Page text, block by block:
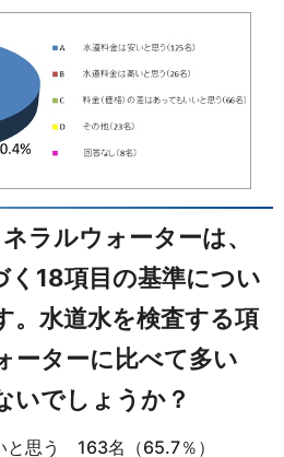
ラルウォーターは、
く18項目の基準につい
。水道水を検査する項
ーターに比べて多い
いでしょうか？
思う 163名（65.7％）